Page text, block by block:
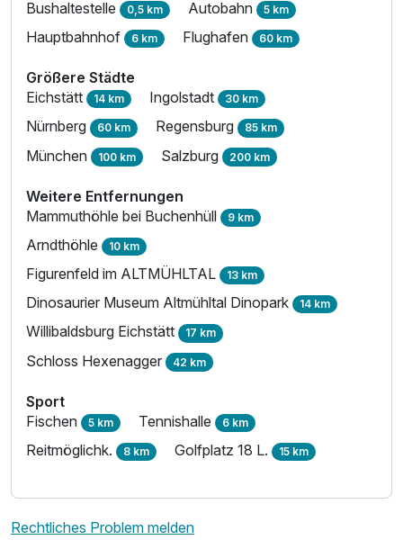
Ausstattung
Zusatznächte
p.P. ab
2 Erwachsene und 2 Kinder
Bushaltestelle 0,5 km Autobahn 5 km
Hauptbahnhof 6 km Flughafen 60 km
Größere Städte
Eichstätt 14 km Ingolstadt 30 km
Nürnberg 60 km Regensburg 85 km
München 100 km Salzburg 200 km
Weitere Entfernungen
Mammuthöhle bei Buchenhüll 9 km
Arndthöhle 10 km
Figurenfeld im ALTMÜHLTAL 13 km
Dinosaurier Museum Altmühltal Dinopark 14 km
Willibaldsburg Eichstätt 17 km
Schloss Hexenagger 42 km
Sport
Fischen 5 km Tennishalle 6 km
Reitmöglichk. 8 km Golfplatz 18 L. 15 km
Rechtliches Problem melden